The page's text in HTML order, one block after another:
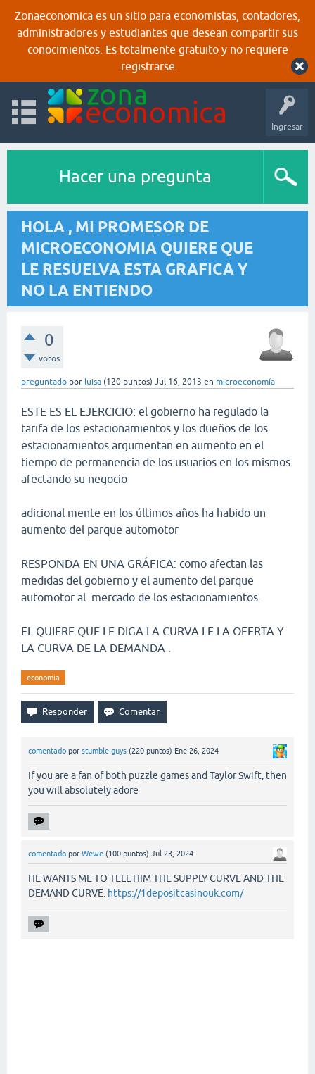
Zonaeconomica es un sitio para economistas, contadores,
administradores y estudiantes que desean compartir sus
conocimientos. Es totalmente gratuito y no requiere
registrarse.
Ingresar
Hacer una pregunta
HOLA , MI PROMESOR DE
MICROECONOMIA QUIERE QUE
LE RESUELVA ESTA GRAFICA Y
NO LA ENTIENDO
0
votos
preguntado por luisa (120 puntos) Jul 16, 2013 en microeconomía
ESTE ES EL EJERCICIO: el gobierno ha regulado la
tarifa de los estacionamientos y los dueños de los
estacionamientos argumentan en aumento en el
tiempo de permanencia de los usuarios en los mismos
afectando su negocio
adicional mente en los últimos años ha habido un
aumento del parque automotor
RESPONDA EN UNA GRÁFICA: como afectan las
medidas del gobierno y el aumento del parque
automotor al mercado de los estacionamientos.
EL QUIERE QUE LE DIGA LA CURVA LE LA OFERTA Y
LA CURVA DE LA DEMANDA .
economia
comentado por stumble guys (220 puntos) Ene 26, 2024
If you are a fan of both puzzle games and Taylor Swift, then
you will absolutely adore
comentado por Wewe (100 puntos) Jul 23, 2024
HE WANTS ME TO TELL HIM THE SUPPLY CURVE AND THE
DEMAND CURVE. https://1depositcasinouk.com/